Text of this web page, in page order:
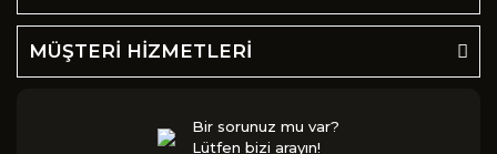
MÜŞTERİ HİZMETLERİ
Bir sorunuz mu var?
Lütfen bizi arayın!